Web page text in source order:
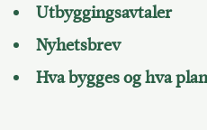
Utbyggingsavtaler
Nyhetsbrev
Hva bygges og hva